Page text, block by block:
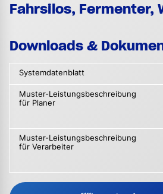
Fahrsilos, Fermenter,
Downloads &
Systemdatenblatt
Muster-Leistungsbeschreibung
für Planer
Muster-Leistungsbeschreibung
für Verarbeiter